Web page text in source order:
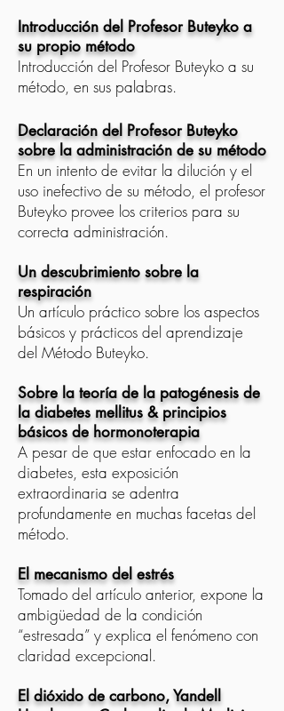
Introducción del Profesor Buteyko a
su propio método
Introducción del Profesor Buteyko a su
método, en sus palabras.
Declaración del Profesor Buteyko
sobre la administración de su método
En un intento de evitar la dilución y el
uso inefectivo de su método, el profesor
Buteyko provee los criterios para su
correcta administración.
Un descubrimiento sobre la
respiración
Un artículo práctico sobre los aspectos
básicos y prácticos del aprendizaje
del Método Buteyko.
Sobre la teoría de la patogénesis de
la diabetes mellitus & principios
básicos de hormonoterapia
A pesar de que estar enfocado en la
diabetes, esta exposición
extraordinaria se adentra
profundamente en muchas facetas del
método.
El mecanismo del estrés
Tomado del artículo anterior, expone la
ambigüedad de la condición
“estresada” y explica el fenómeno con
claridad excepcional.
El dióxido de carbono, Yandell